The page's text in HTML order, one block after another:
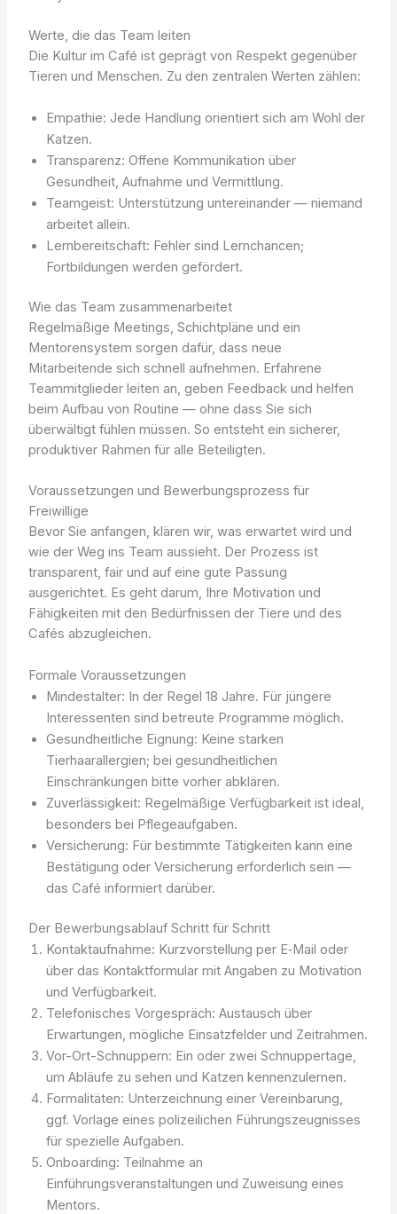
Werte, die das Team leiten
Die Kultur im Café ist geprägt von Respekt gegenüber
Tieren und Menschen. Zu den zentralen Werten zählen:
Empathie: Jede Handlung orientiert sich am Wohl der
Katzen.
Transparenz: Offene Kommunikation über
Gesundheit, Aufnahme und Vermittlung.
Teamgeist: Unterstützung untereinander — niemand
arbeitet allein.
Lernbereitschaft: Fehler sind Lernchancen;
Fortbildungen werden gefördert.
Wie das Team zusammenarbeitet
Regelmäßige Meetings, Schichtpläne und ein
Mentorensystem sorgen dafür, dass neue
Mitarbeitende sich schnell aufnehmen. Erfahrene
Teammitglieder leiten an, geben Feedback und helfen
beim Aufbau von Routine — ohne dass Sie sich
überwältigt fühlen müssen. So entsteht ein sicherer,
produktiver Rahmen für alle Beteiligten.
Voraussetzungen und Bewerbungsprozess für
Freiwillige
Bevor Sie anfangen, klären wir, was erwartet wird und
wie der Weg ins Team aussieht. Der Prozess ist
transparent, fair und auf eine gute Passung
ausgerichtet. Es geht darum, Ihre Motivation und
Fähigkeiten mit den Bedürfnissen der Tiere und des
Cafés abzugleichen.
Formale Voraussetzungen
Mindestalter: In der Regel 18 Jahre. Für jüngere
Interessenten sind betreute Programme möglich.
Gesundheitliche Eignung: Keine starken
Tierhaarallergien; bei gesundheitlichen
Einschränkungen bitte vorher abklären.
Zuverlässigkeit: Regelmäßige Verfügbarkeit ist ideal,
besonders bei Pflegeaufgaben.
Versicherung: Für bestimmte Tätigkeiten kann eine
Bestätigung oder Versicherung erforderlich sein —
das Café informiert darüber.
Der Bewerbungsablauf Schritt für Schritt
Kontaktaufnahme: Kurzvorstellung per E‑Mail oder
über das Kontaktformular mit Angaben zu Motivation
und Verfügbarkeit.
Telefonisches Vorgespräch: Austausch über
Erwartungen, mögliche Einsatzfelder und Zeitrahmen.
Vor-Ort-Schnuppern: Ein oder zwei Schnuppertage,
um Abläufe zu sehen und Katzen kennenzulernen.
Formalitäten: Unterzeichnung einer Vereinbarung,
ggf. Vorlage eines polizeilichen Führungszeugnisses
für spezielle Aufgaben.
Onboarding: Teilnahme an
Einführungsveranstaltungen und Zuweisung eines
Mentors.